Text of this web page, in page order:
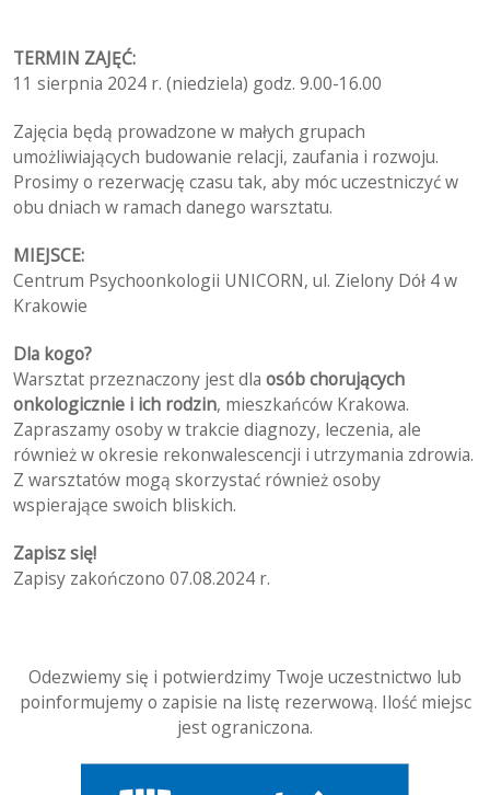
TERMIN ZAJĘĆ:
11 sierpnia 2024 r. (niedziela) godz. 9.00-16.00
Zajęcia będą prowadzone w małych grupach
umożliwiających budowanie relacji, zaufania i rozwoju.
Prosimy o rezerwację czasu tak, aby móc uczestniczyć w
obu dniach w ramach danego warsztatu.
MIEJSCE:
Centrum Psychoonkologii UNICORN, ul. Zielony Dół 4 w
Krakowie
Dla kogo?
Warsztat przeznaczony jest dlaosób chorujących
onkologicznie i ich rodzin, mieszkańców Krakowa.
Zapraszamy osoby w trakcie diagnozy, leczenia, ale
również w okresie rekonwalescencji i utrzymania zdrowia.
Z warsztatów mogą skorzystać również osoby
wspierające swoich bliskich.
Zapisz się!
Zapisy zakończono 07.08.2024 r.
Odezwiemy się i potwierdzimy Twoje uczestnictwo lub
poinformujemy o zapisie na listę rezerwową. Ilość miejsc
jest ograniczona.